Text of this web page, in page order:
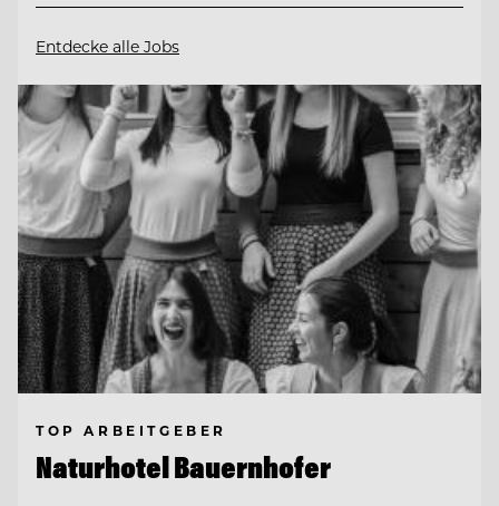
Entdecke alle Jobs
TOP ARBEITGEBER
Naturhotel Bauernhofer